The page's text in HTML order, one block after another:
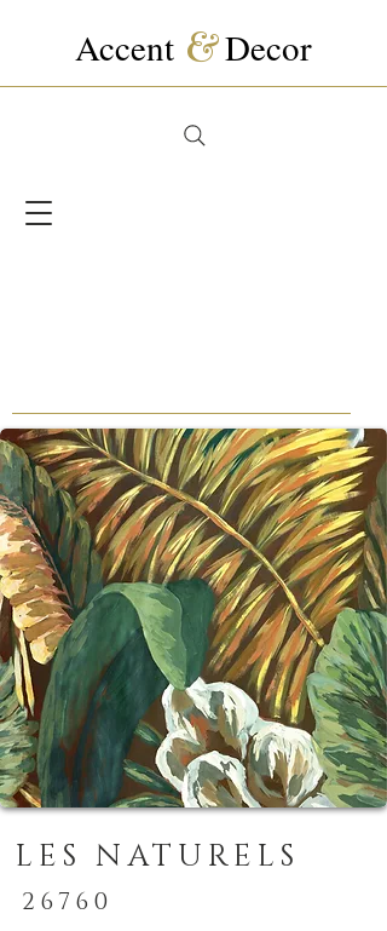
Accent &Decor
LES NATURELS
26760